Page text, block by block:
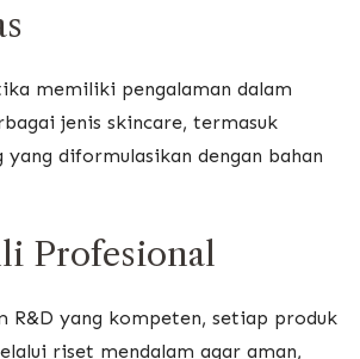
memiliki pengalaman dalam
jenis skincare, termasuk
diformulasikan dengan bahan
Profesional
R&D yang kompeten, setiap produk
riset mendalam agar aman,